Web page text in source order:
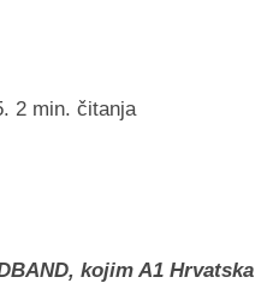
2 min. čitanja
kojim A1 Hrvatska